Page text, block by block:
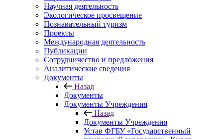
Научная деятельность
Экологическое просвещение
Познавательный туризм
Проекты
Международная деятельность
Публикации
Сотрудничество и предложения
Аналитические сведения
Документы
Назад
Документы
Документы Учреждения
Назад
Документы Учреждения
Устав ФГБУ «Государственный